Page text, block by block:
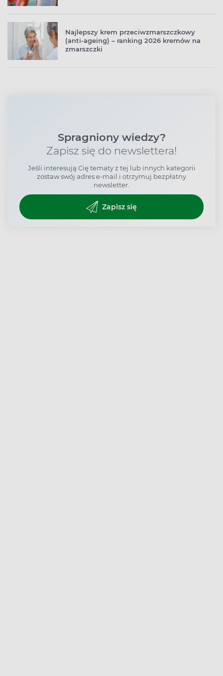
Najlepszy krem przeciwzmarszczkowy
(anti-ageing) – ranking 2026 kremów na
zmarszczki
Spragniony wiedzy?
Zapisz się do newslettera!
Jeśli interesują Cię tematy z tej lub innych kategorii
zostaw swój adres e-mail i otrzymuj bezpłatny
newsletter.
Zapisz się